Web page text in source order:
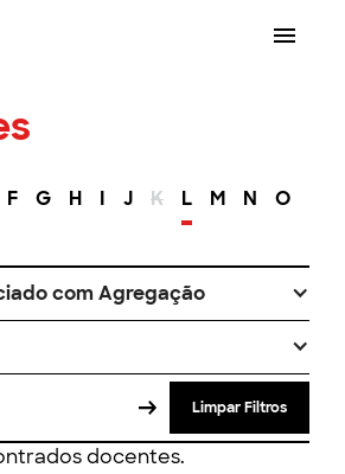
F G H I J K L M N O
com Agregação
Limpar Filtros
docentes.